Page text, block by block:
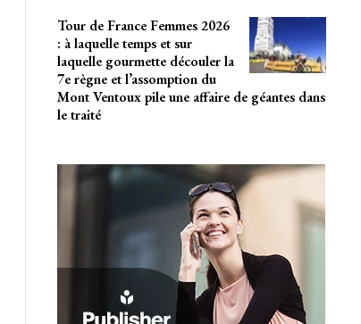
Tour de France Femmes 2026
: à laquelle temps et sur
laquelle gourmette découler la
7e règne et l’assomption du
Mont Ventoux pile une affaire de géantes dans
le traité